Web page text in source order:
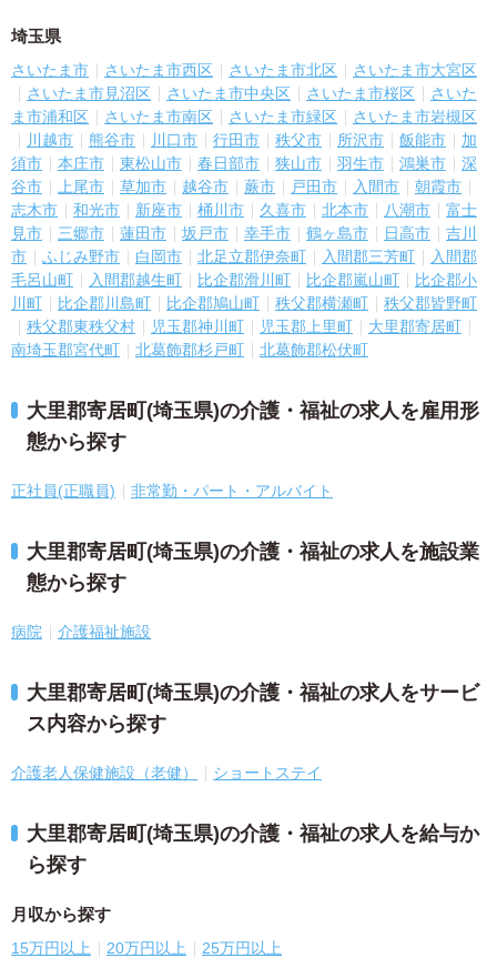
埼玉県
さいたま市 さいたま市西区 さいたま市北区
さいたま市大宮区
さいたま市見沼区
さいたま市中央区 さいたま市桜区
さいた
ま市浦和区
さいたま市南区 さいたま市緑区
さいたま市岩槻区
川越市
熊谷市 川口市 行田市 秩父市 所沢市 飯能市
加
須市
本庄市 東松山市 春日部市 狭山市 羽生市 鴻巣市
深
谷市
上尾市 草加市 越谷市 蕨市 戸田市 入間市
朝霞市
志木市
和光市 新座市 桶川市 久喜市 北本市 八潮市
富士
見市
三郷市 蓮田市 坂戸市 幸手市 鶴ヶ島市 日高市
吉川
市
ふじみ野市 白岡市 北足立郡伊奈町 入間郡三芳町
入間郡
毛呂山町
入間郡越生町 比企郡滑川町 比企郡嵐山町
比企郡小
川町
比企郡川島町 比企郡鳩山町 秩父郡横瀬町
秩父郡皆野町
秩父郡東秩父村
児玉郡神川町 児玉郡上里町
大里郡寄居町
南埼玉郡宮代町
北葛飾郡杉戸町 北葛飾郡松伏町
大里郡寄居町(埼玉県)の介護・福祉の求人を雇用形
態から探す
正社員(正職員) 非常勤・パート・アルバイト
大里郡寄居町(埼玉県)の介護・福祉の求人を施設業
態から探す
病院 介護福祉施設
大里郡寄居町(埼玉県)の介護・福祉の求人をサービ
ス内容から探す
介護老人保健施設（老健） ショートステイ
大里郡寄居町(埼玉県)の介護・福祉の求人を給与か
ら探す
月収から探す
15万円以上 20万円以上 25万円以上